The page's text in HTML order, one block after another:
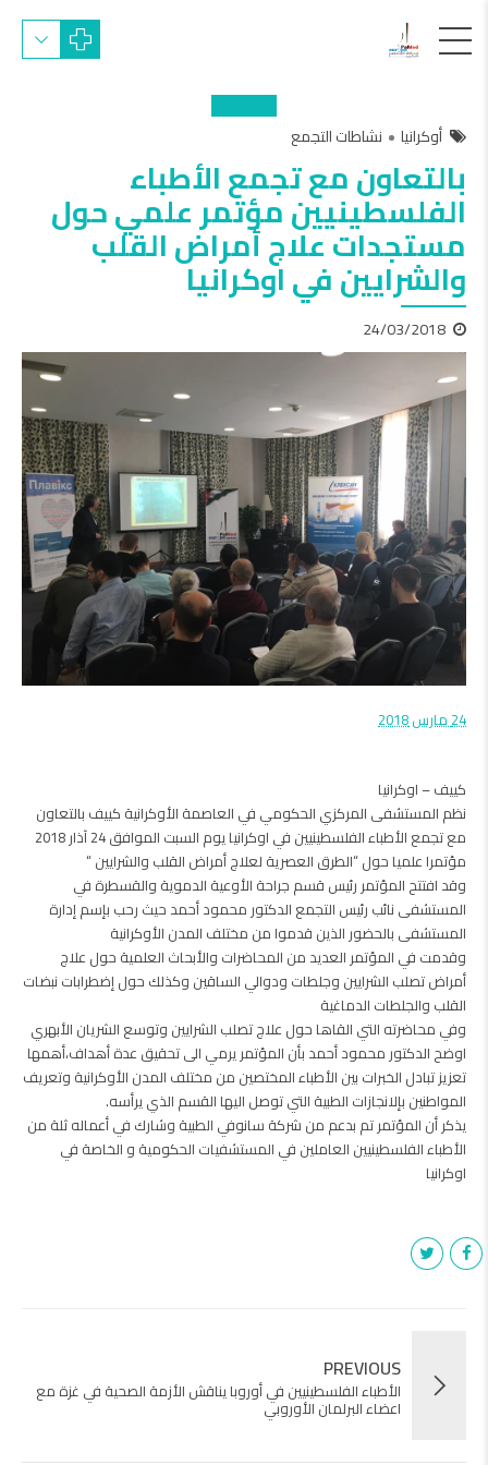
أوكرانيا نشاطات التجمع
بالتعاون مع تجمع الأطباء
الفلسطينيين مؤتمر علمي حول
مستجدات علاج أمراض القلب
والشرايين في اوكرانيا
24/03/2018
24 مارس 2018
كييف – اوكرانيا
نظم المستشفى المركزي الحكومي في العاصمة الأوكرانية كييف بالتعاون
مع تجمع الأطباء الفلسطينيين في اوكرانيا يوم السبت الموافق 24 آذار 2018
مؤتمرا علميا حول “الطرق العصرية لعلاج أمراض القلب والشرايين “
وقد افتتح المؤتمر رئيس قسم جراحة الأوعية الدموية والقسطرة في
المستشفى نائب رئيس التجمع الدكتور محمود أحمد حيث رحب بإسم إدارة
المستشفى بالحضور الذين قدموا من مختلف المدن الأوكرانية
وقدمت في المؤتمر العديد من المحاضرات والأبحاث العلمية حول علاج
أمراض تصلب الشرايين وجلطات ودوالي الساقين وكذلك حول إضطرابات نبضات
القلب والجلطات الدماغية
وفي محاضرته التي القاها حول علاج تصلب الشرايين وتوسع الشريان الأبهري
اوضح الدكتور محمود أحمد بأن المؤتمر يرمي الى تحقيق عدة أهداف،أهمها
تعزيز تبادل الخبرات بين الأطباء المختصين من مختلف المدن الأوكرانية وتعريف
المواطنين بإلانجازات الطبية التي توصل اليها القسم الذي يرأسه.
يذكر أن المؤتمر تم بدعم من شركة سانوفي الطبية وشارك في أعماله ثلة من
الأطباء الفلسطينيين العاملين في المستشفيات الحكومية و الخاصة في
اوكرانيا
PREVIOUS
الأطباء الفلسطينيين في أوروبا يناقش الأزمة الصحية في غزة مع
اعضاء البرلمان الأوروبي